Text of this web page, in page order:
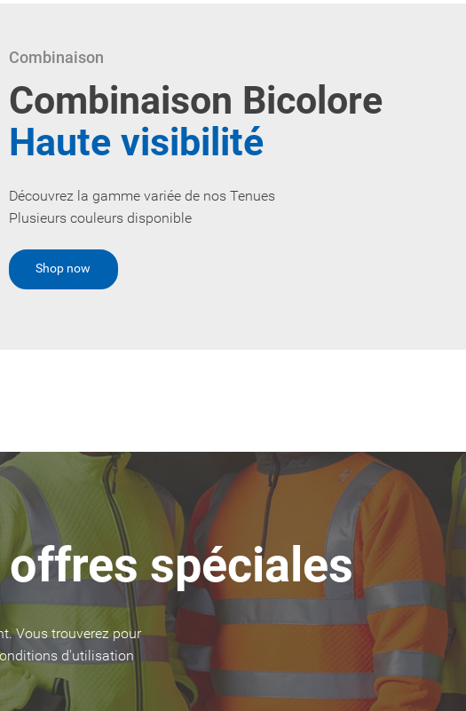
Combinaison
Combinaison Bicolore
Haute visibilité
Découvrez la gamme variée de nos Tenues
Plusieurs couleurs disponible
Shop now
offres spéciales
Vous trouverez pour
d'utilisation